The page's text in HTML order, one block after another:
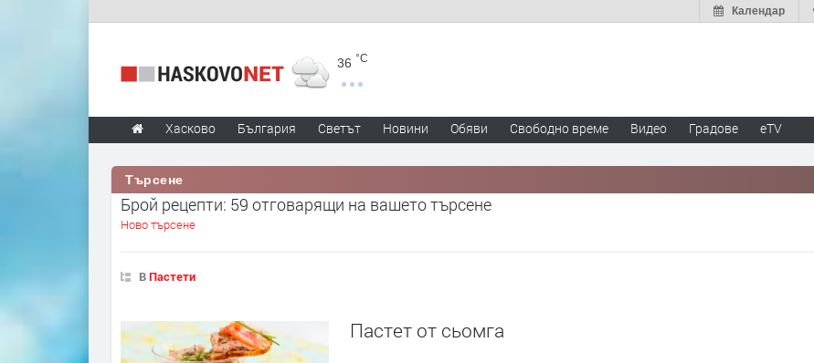
Календар
36 °C
Хасково България Светът Новини Обяви Свободно време Видео Градове eTV
Търсене
Брой рецепти: 59 отговарящи на вашето търсене
Ново търсене
ВПастети
Пастет от сьомга